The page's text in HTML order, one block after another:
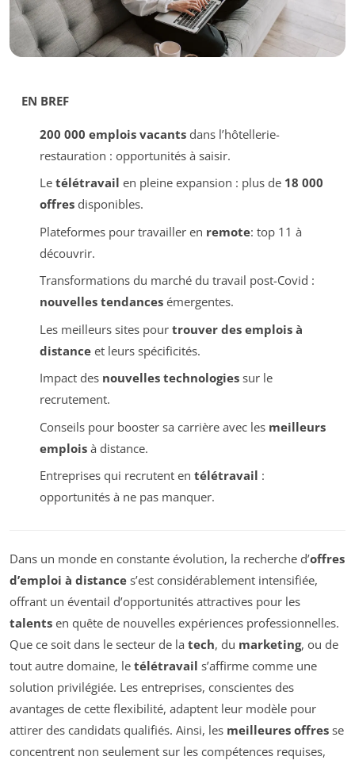
EN BREF
200 000 emplois vacantsdans l’hôtellerie-
restauration : opportunités à saisir.
Le télétravail en pleine expansion : plus de 18 000
offresdisponibles.
Plateformes pour travailler en remote: top 11 à
découvrir.
Transformations du marché du travail post-Covid :
nouvelles tendancesémergentes.
Les meilleurs sites pour trouver des emplois à
distanceet leurs spécificités.
Impact des nouvelles technologiessur le
recrutement.
Conseils pour booster sa carrière avec les meilleurs
emploisà distance.
Entreprises qui recrutent en télétravail :
opportunités à ne pas manquer.
Dans un monde en constante évolution, la recherche d’offres
d’emploi à distance s’est considérablement intensifiée,
offrant un éventail d’opportunités attractives pour les
talents en quête de nouvelles expériences professionnelles.
Que ce soit dans le secteur de la tech, du marketing, ou de
tout autre domaine, le télétravail s’affirme comme une
solution privilégiée. Les entreprises, conscientes des
avantages de cette flexibilité, adaptent leur modèle pour
attirer des candidats qualifiés. Ainsi, les meilleures offres se
concentrent non seulement sur les compétences requises,